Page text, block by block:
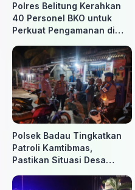
Polres Belitung Kerahkan
40 Personel BKO untuk
Perkuat Pengamanan di
Polsek Badau Tingkatkan
Patroli Kamtibmas,
Pastikan Situasi Desa